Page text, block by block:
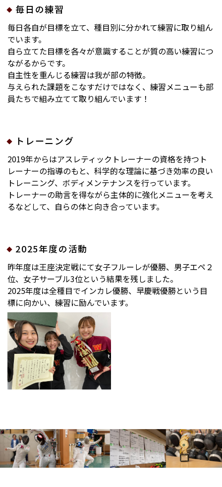
毎日の練習
毎日各自が目標を立て、種目別に分かれて練習に取り組ん
でいます。
自ら立てた目標を各々が意識することが質の高い練習につ
ながるからです。
自主性を重んじる練習は我が部の特徴。
与えられた課題をこなすだけではなく、練習メニューも部
員たちで組み立てて取り組んでいます！
トレーニング
2019年からはアスレティックトレーナーの資格を持つト
レーナーの指導のもと、 科学的な理論に基づき効率の良い
トレーニング、ボディメンテナンスを行っています。
トレーナーの助言を得ながら主体的に強化メニューを考え
るなどして、自らの体と向き合っています。
2025年度の活動
昨年度は王座決定戦にて女子フルーレが優勝、男子エペ２
位、女子サーブル3位という結果を残しました。
2025年度は全種目でインカレ優勝、早慶戦優勝という目
標に向かい、練習に励んでいます。